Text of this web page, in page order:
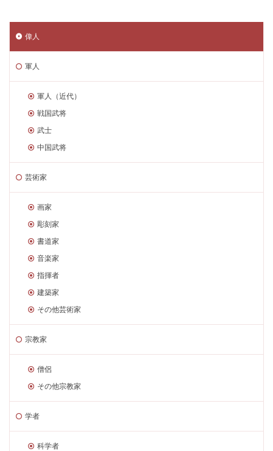
偉人
軍人
軍人（近代）
戦国武将
武士
中国武将
芸術家
画家
彫刻家
書道家
音楽家
指揮者
建築家
その他芸術家
宗教家
僧侶
その他宗教家
学者
科学者